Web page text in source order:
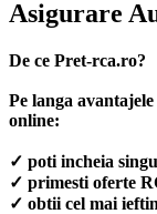
Asigurare
De ce Pret-rca.ro?
Pe langa
online:
✓ poti incheia
✓ primesti oferte
✓ obtii cel mai